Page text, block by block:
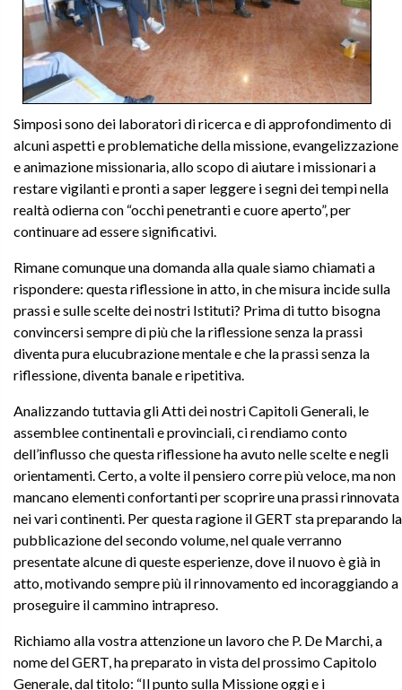
Simposi sono dei laboratori di ricerca e di approfondimento di
alcuni aspetti e problematiche della missione, evangelizzazione
e animazione missionaria, allo scopo di aiutare i missionari a
restare vigilanti e pronti a saper leggere i segni dei tempi nella
realtà odierna con “occhi penetranti e cuore aperto”, per
continuare ad essere significativi.
Rimane comunque una domanda alla quale siamo chiamati a
rispondere: questa riflessione in atto, in che misura incide sulla
prassi e sulle scelte dei nostri Istituti? Prima di tutto bisogna
convincersi sempre di più che la riflessione senza la prassi
diventa pura elucubrazione mentale e che la prassi senza la
riflessione, diventa banale e ripetitiva.
Analizzando tuttavia gli Atti dei nostri Capitoli Generali, le
assemblee continentali e provinciali, ci rendiamo conto
dell’influsso che questa riflessione ha avuto nelle scelte e negli
orientamenti. Certo, a volte il pensiero corre più veloce, ma non
mancano elementi confortanti per scoprire una prassi rinnovata
nei vari continenti. Per questa ragione il GERT sta preparando la
pubblicazione del secondo volume, nel quale verranno
presentate alcune di queste esperienze, dove il nuovo è già in
atto, motivando sempre più il rinnovamento ed incoraggiando a
proseguire il cammino intrapreso.
Richiamo alla vostra attenzione un lavoro che P. De Marchi, a
nome del GERT, ha preparato in vista del prossimo Capitolo
Generale, dal titolo: “Il punto sulla Missione oggi e i